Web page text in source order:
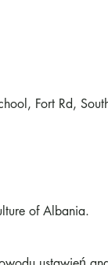
Fort Rd,
of Albania.